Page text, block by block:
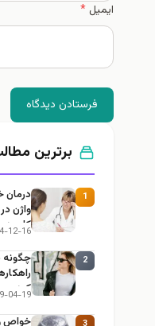
*
فرستادن دیدگاه
برترین مطالب
درمان خانگی
واژن در زنان |
کاربردی
2014-12-16
چگونه سینه
راهکارهای
کردن سینه
2019-04-19
خواص و